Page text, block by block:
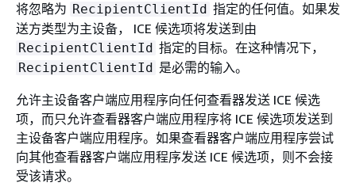
将忽略为 RecipientClientId 指定的任何值。如果发
送方类型为主设备， ICE 候选项将发送到由
RecipientClientId 指定的目标。在这种情况下，
RecipientClientId 是必需的输入。
允许主设备客户端应用程序向任何查看器发送 ICE 候选
项，而只允许查看器客户端应用程序将 ICE 候选项发送到
主设备客户端应用程序。如果查看器客户端应用程序尝试
向其他查看器客户端应用程序发送 ICE 候选项，则不会接
受该请求。